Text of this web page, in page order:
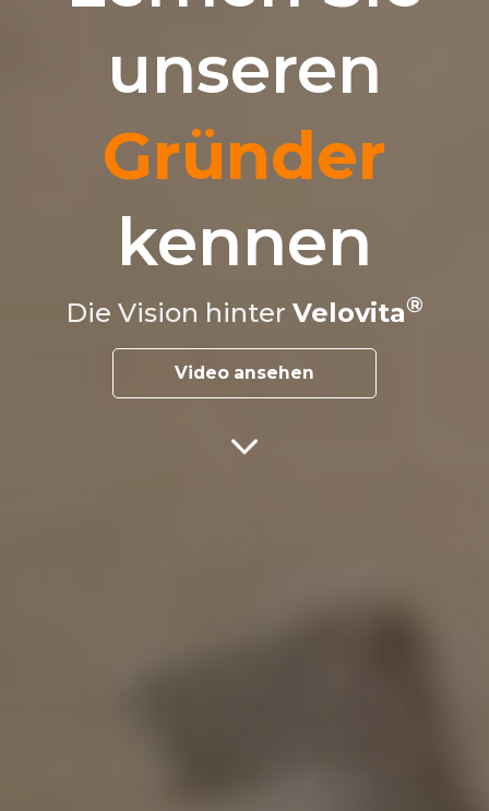
unseren
Gründer
kennen
Die Vision hinter Velovita
Video ansehen